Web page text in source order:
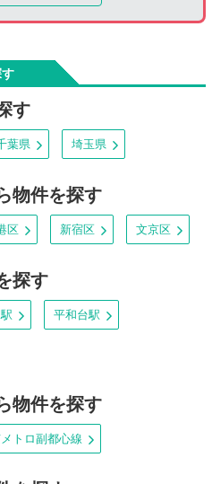
す
葉県 埼玉県
物件を探す
区 新宿区 文京区
探す
平和台駅
物件を探す
トロ副都心線